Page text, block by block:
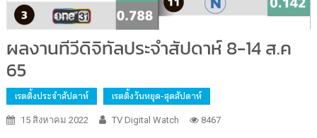
ผลงานทีวีดิจิทัลประจำสัปดาห์ 8-14 ส.ค
65
เรตติ้งประจำสัปดาห์ เรตติ้งวันหยุด-สุดสัปดาห์
15 สิงหาคม 2022 TV Digital Watch 8467